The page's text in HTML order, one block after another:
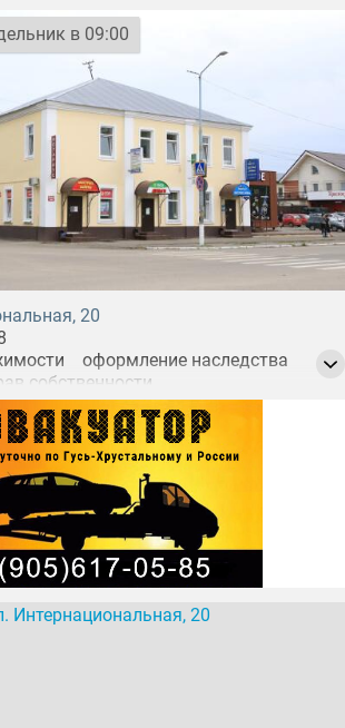
в 09:00
20
оформление наследства
собственности
риэлторские услуги
земельных участков
недвижимости
помещений и офисов